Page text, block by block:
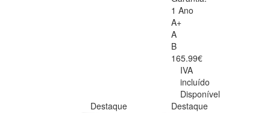
1 Ano
A+
A
B
165.99€
IVA
incluído
Disponível
Destaque
Destaque